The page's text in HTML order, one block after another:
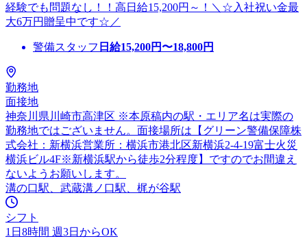
経験でも問題なし！！高日給15,200円～！＼☆入社祝い金最
大6万円贈呈中です☆／
警備スタッフ 日給15,200円〜18,800円
勤務地
面接地
神奈川県川崎市高津区 ※本原稿内の駅・エリア名は実際の
勤務地ではございません。面接場所は【グリーン警備保障株
式会社：新横浜営業所：横浜市港北区新横浜2-4-19富士火災
横浜ビル4F※新横浜駅から徒歩2分程度】ですのでお間違え
ないようお願いします。
溝の口駅、武蔵溝ノ口駅、梶が谷駅
シフト
1日8時間 週3日からOK